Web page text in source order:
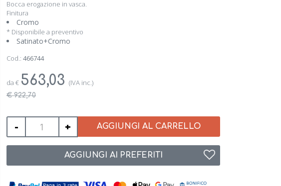
Bocca erogazione in vasca.
Finitura
Cromo
* Disponibile a preventivo
Satinato+Cromo
Cod.: 466744
da € 563,03 (IVA inc.)
€ 922,70
- + AGGIUNGI AL CARRELLO
AGGIUNGI AI PREFERITI